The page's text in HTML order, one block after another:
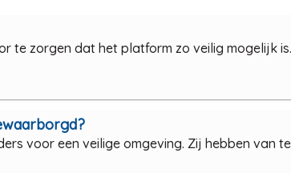
te zorgen dat het platform zo veilig mogelijk
voor een veilige omgeving. Zij hebben van